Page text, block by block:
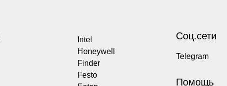
Intel
Honeywell
Finder
Festo
Соц.сети
Telegram
Помощь